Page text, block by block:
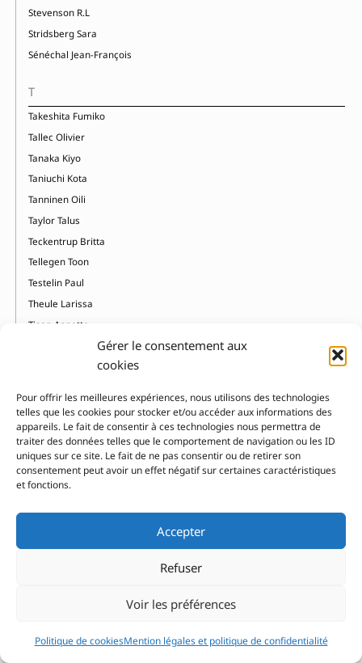
Gérer le consentement aux
cookies
Pour offrir les meilleures expériences, nous utilisons des technologies
telles que les cookies pour stocker et/ou accéder aux informations des
appareils. Le fait de consentir à ces technologies nous permettra de
traiter des données telles que le comportement de navigation ou les ID
uniques sur ce site. Le fait de ne pas consentir ou de retirer son
consentement peut avoir un effet négatif sur certaines caractéristiques
et fonctions.
Accepter
Refuser
Voir les préférences
Politique de cookiesMention légales et politique de confidentialité
Stevenson R.L
Stridsberg Sara
Sénéchal Jean-François
T
Takeshita Fumiko
Tallec Olivier
Tanaka Kiyo
Taniuchi Kota
Tanninen Oili
Taylor Talus
Teckentrup Britta
Tellegen Toon
Testelin Paul
Theule Larissa
Tison Annette
Tollens Rebecka
Tsou Page
Turin Adela
U
Ukimaru
Ungerer Tomi
V
Vaugelade Anaïs